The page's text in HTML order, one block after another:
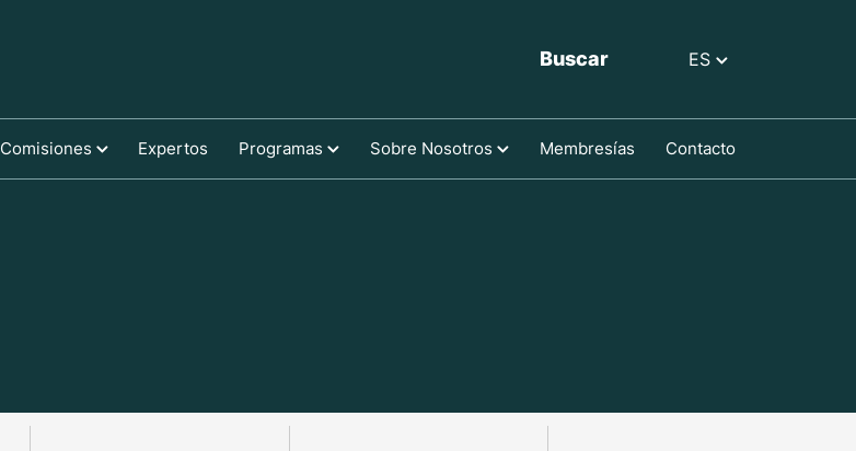
Buscar ES
Comisiones Expertos Programas Sobre Nosotros Membresías Contacto